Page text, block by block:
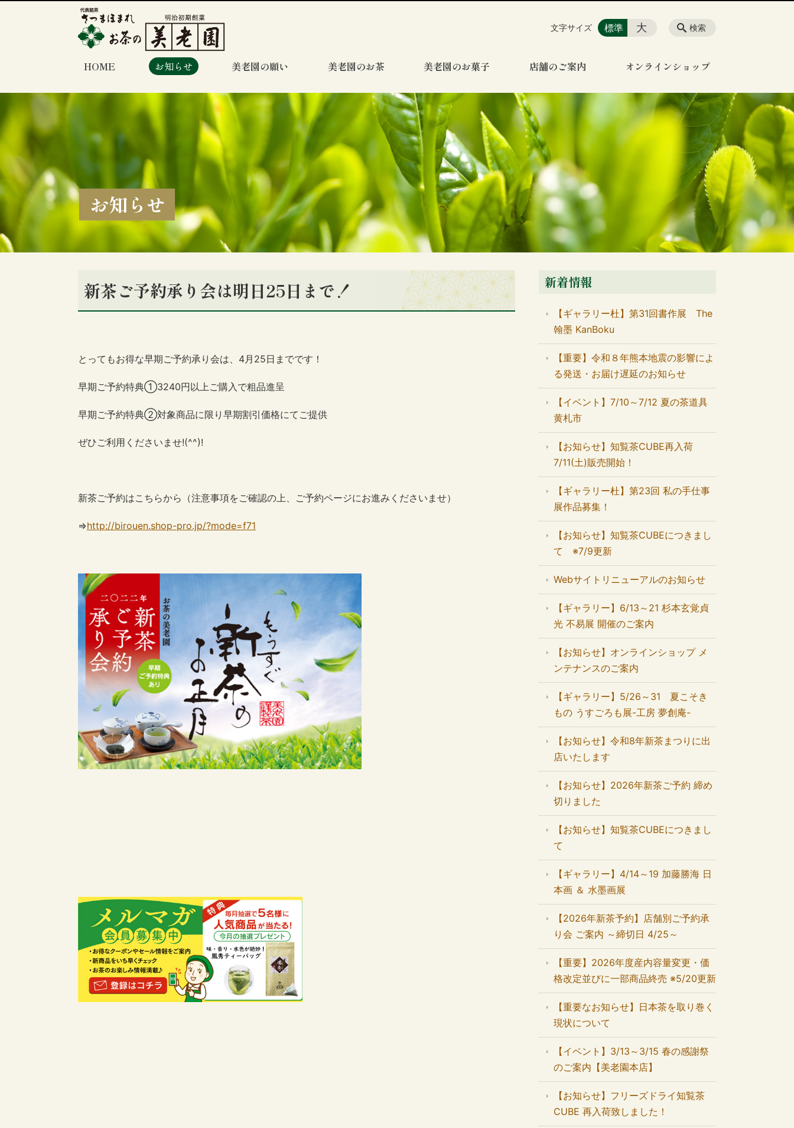
HOME お知らせ 美老園の願い 美老園のお茶 美老園のお菓子 店舗のご案内 オンラインショップ
検索
文字サイズ 標準 大
お知らせ
新茶ご予約承り会は明日25日まで！
とってもお得な早期ご予約承り会は、4月25日までです！
早期ご予約特典①3240円以上ご購入で粗品進呈
早期ご予約特典②対象商品に限り早期割引価格にてご提供
ぜひご利用くださいませ!(^^)!
新茶ご予約はこちらから（注意事項をご確認の上、ご予約ページにお進みくださいませ）
⇒http://birouen.shop-pro.jp/?mode=f71
新着情報
【ギャラリー杜】第31回書作展 The
翰墨 KanBoku
【重要】令和８年熊本地震の影響によ
る発送・お届け遅延のお知らせ
【イベント】7/10～7/12 夏の茶道具
黄札市
【お知らせ】知覧茶CUBE再入荷
7/11(土)販売開始！
【ギャラリー杜】第23回 私の手仕事
展作品募集！
【お知らせ】知覧茶CUBEにつきまし
て ※7/9更新
Webサイトリニューアルのお知らせ
【ギャラリー】6/13～21 杉本玄覚貞
光 不易展 開催のご案内
【お知らせ】オンラインショップ メ
ンテナンスのご案内
【ギャラリー】5/26～31 夏こそき
もの うすごろも展-工房 夢創庵-
【お知らせ】令和8年新茶まつりに出
店いたします
【お知らせ】2026年新茶ご予約 締め
切りました
【お知らせ】知覧茶CUBEにつきまし
て
【ギャラリー】4/14～19 加藤勝海 日
本画 ＆ 水墨画展
【2026年新茶予約】店舗別ご予約承
り会 ご案内 ～締切日 4/25～
【重要】2026年度産内容量変更・価
格改定並びに一部商品終売 ※5/20更新
【重要なお知らせ】日本茶を取り巻く
現状について
【イベント】3/13～3/15 春の感謝祭
のご案内【美老園本店】
【お知らせ】フリーズドライ知覧茶
CUBE 再入荷致しました！